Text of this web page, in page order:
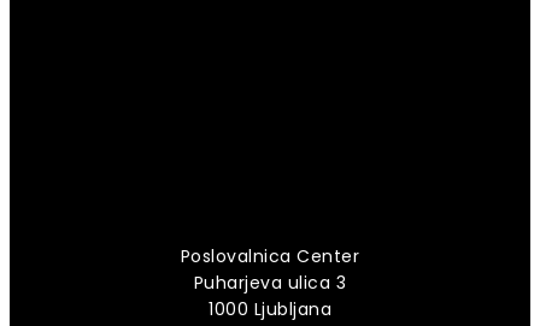
Poslovalnica Center
Puharjeva ulica 3
1000 Ljubljana